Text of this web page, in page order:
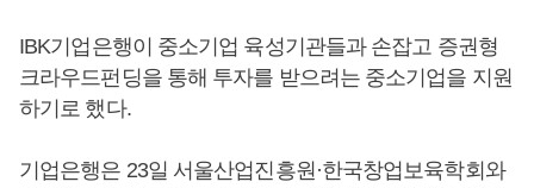
IBK기업은행이 중소기업 육성기관들과 손잡고 증권형
크라우드펀딩을 통해 투자를 받으려는 중소기업을 지원
하기로 했다.
기업은행은 23일 서울산업진흥원·한국창업보육학회와